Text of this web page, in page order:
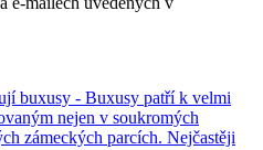
buxusy - Buxusy patří k velmi
nejen v soukromých
zámeckých parcích. Nejčastěji